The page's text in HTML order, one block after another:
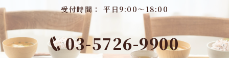
受付時間： 平日9:00～18:00
03-5726-9900